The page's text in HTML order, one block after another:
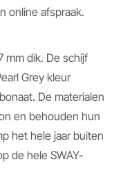
online afspraak.
mm dik. De schijf
Grey kleur
De materialen
en behouden hun
het hele jaar buiten
de hele SWAY-